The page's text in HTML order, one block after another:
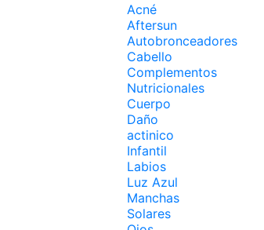
Acné
Aftersun
Autobronceadores
Cabello
Complementos
Nutricionales
Cuerpo
Daño
actinico
Infantil
Labios
Luz Azul
Manchas
Solares